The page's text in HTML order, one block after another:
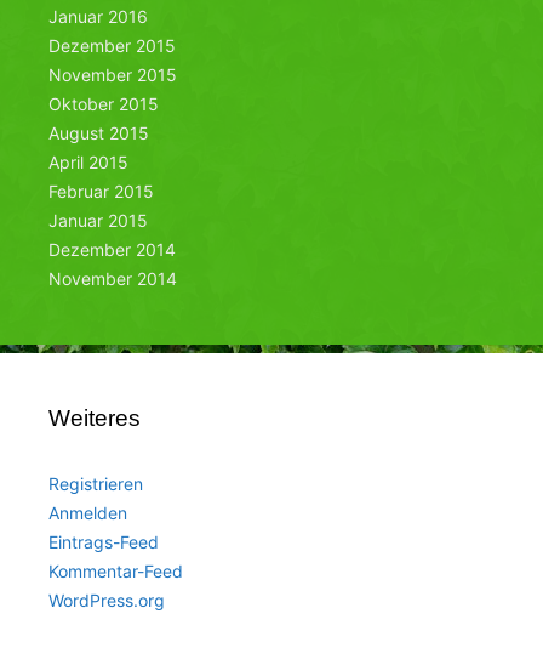
Januar 2016
Dezember 2015
November 2015
Oktober 2015
August 2015
April 2015
Februar 2015
Januar 2015
Dezember 2014
November 2014
Weiteres
Registrieren
Anmelden
Eintrags-Feed
Kommentar-Feed
WordPress.org